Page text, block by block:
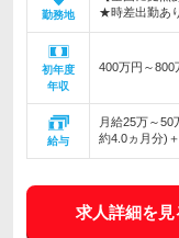
勤務地
★時差出勤あ
初年度
年収
400万円～800
給与
月給25万～
約4.0ヵ月分)
求人詳細を見